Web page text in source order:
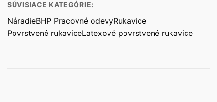
SÚVISIACE KATEGÓRIE:
NáradieBHP Pracovné odevyRukavice
Povrstvené rukaviceLatexové povrstvené rukavice